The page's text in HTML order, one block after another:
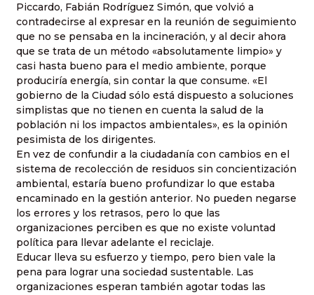
Piccardo, Fabián Rodríguez Simón, que volvió a
contradecirse al expresar en la reunión de seguimiento
que no se pensaba en la incineración, y al decir ahora
que se trata de un método «absolutamente limpio» y
casi hasta bueno para el medio ambiente, porque
produciría energía, sin contar la que consume. «El
gobierno de la Ciudad sólo está dispuesto a soluciones
simplistas que no tienen en cuenta la salud de la
población ni los impactos ambientales», es la opinión
pesimista de los dirigentes.
En vez de confundir a la ciudadanía con cambios en el
sistema de recolección de residuos sin concientización
ambiental, estaría bueno profundizar lo que estaba
encaminado en la gestión anterior. No pueden negarse
los errores y los retrasos, pero lo que las
organizaciones perciben es que no existe voluntad
política para llevar adelante el reciclaje.
Educar lleva su esfuerzo y tiempo, pero bien vale la
pena para lograr una sociedad sustentable. Las
organizaciones esperan también agotar todas las